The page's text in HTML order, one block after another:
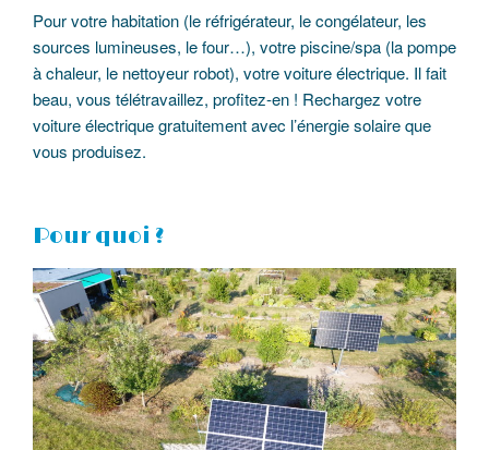
Pour votre habitation (le réfrigérateur, le congélateur, les
sources lumineuses, le four…), votre piscine/spa (la pompe
à chaleur, le nettoyeur robot), votre voiture électrique. Il fait
beau, vous télétravaillez, profitez-en ! Rechargez votre
voiture électrique gratuitement avec l’énergie solaire que
vous produisez.
Pour quoi ?